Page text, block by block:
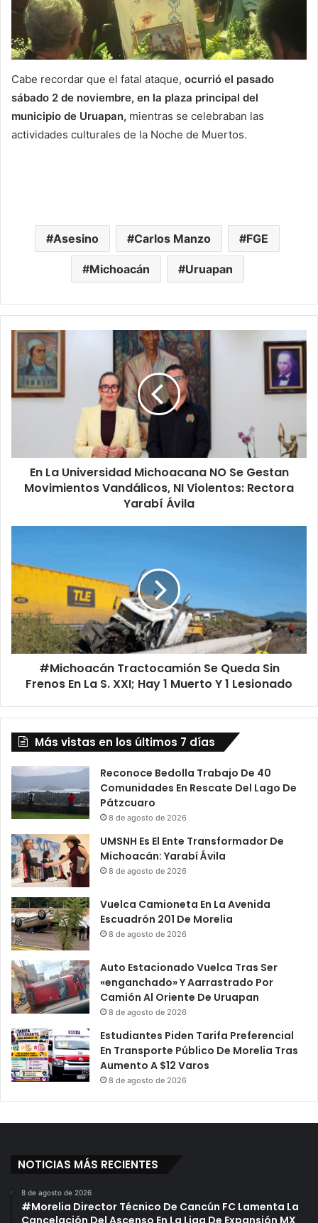
Cabe recordar que el fatal ataque, ocurrió el pasado
sábado 2 de noviembre, en la plaza principal del
municipio de Uruapan, mientras se celebraban las
actividades culturales de la Noche de Muertos.
Asesino Carlos Manzo FGE
Michoacán Uruapan
En
La
Universidad
Michoacana
NO
Vandálicos,
Violentos:
En La Universidad Michoacana NO Se Gestan
Movimientos Vandálicos, NI Violentos: Rectora
Yarabí Ávila
Se
Queda
Sin
Frenos
En
La
S.
Hay
#Michoacán Tractocamión Se Queda Sin
Frenos En La S. XXI; Hay 1 Muerto Y 1 Lesionado
Más vistas en los últimos 7 días
Reconoce Bedolla Trabajo De 40
Comunidades En Rescate Del Lago De
Pátzcuaro
8 de agosto de 2026
UMSNH Es El Ente Transformador De
Michoacán: Yarabí Ávila
8 de agosto de 2026
Vuelca Camioneta En La Avenida
Escuadrón 201 De Morelia
8 de agosto de 2026
Auto Estacionado Vuelca Tras Ser
«enganchado» Y Aarrastrado Por
Camión Al Oriente De Uruapan
8 de agosto de 2026
Estudiantes Piden Tarifa Preferencial
En Transporte Público De Morelia Tras
Aumento A $12 Varos
8 de agosto de 2026
NOTICIAS MÁS RECIENTES
8 de agosto de 2026
#Morelia Director Técnico De Cancún FC Lamenta La
Cancelación Del Ascenso En La Liga De Expansión MX